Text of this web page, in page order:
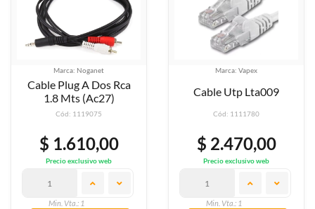
Marca: Noganet
Cable Plug A Dos Rca
1.8 Mts (Ac27)
Cód: 1119075
$ 1.610,00
Precio exclusivo web
Min. Vta.: 1
Marca: Vapex
Cable Utp Lta009
Cód: 1111780
$ 2.470,00
Precio exclusivo web
Min. Vta.: 1